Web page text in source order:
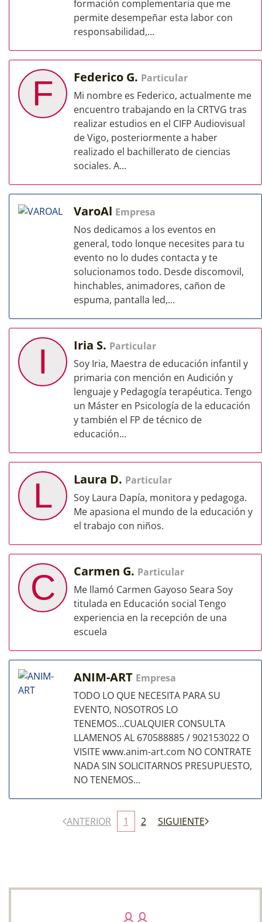
formación complementaria que me
permite desempeñar esta labor con
responsabilidad,...
F Federico G. Particular
Mi nombre es Federico, actualmente me
encuentro trabajando en la CRTVG tras
realizar estudios en el CIFP Audiovisual
de Vigo, posteriormente a haber
realizado el bachillerato de ciencias
sociales. A...
VaroAl Empresa
Nos dedicamos a los eventos en
general, todo lonque necesites para tu
evento no lo dudes contacta y te
solucionamos todo. Desde discomovil,
hinchables, animadores, cañon de
espuma, pantalla led,...
I Iria S. Particular
Soy Iria, Maestra de educación infantil y
primaria con mención en Audición y
lenguaje y Pedagogía terapéutica. Tengo
un Máster en Psicología de la educación
y también el FP de técnico de
educación...
L Laura D. Particular
Soy Laura Dapía, monitora y pedagoga.
Me apasiona el mundo de la educación y
el trabajo con niños.
C Carmen G. Particular
Me llamó Carmen Gayoso Seara Soy
titulada en Educación social Tengo
experiencia en la recepción de una
escuela
ANIM-ART Empresa
TODO LO QUE NECESITA PARA SU
EVENTO, NOSOTROS LO
TENEMOS...CUALQUIER CONSULTA
LLAMENOS AL 670588885 / 902153022 O
VISITE www.anim-art.com NO CONTRATE
NADA SIN SOLICITARNOS PRESUPUESTO,
NO TENEMOS...
ANTERIOR 1 2 SIGUIENTE